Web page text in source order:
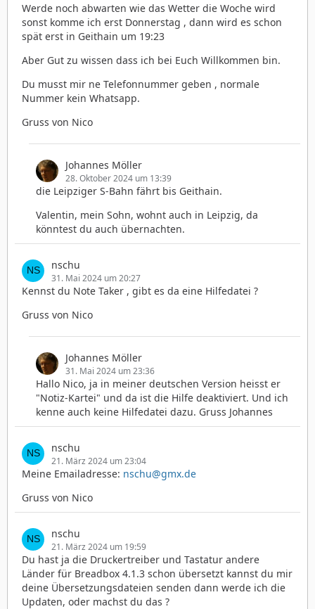
Werde noch abwarten wie das Wetter die Woche wird
sonst komme ich erst Donnerstag , dann wird es schon
spät erst in Geithain um 19:23
Aber Gut zu wissen dass ich bei Euch Willkommen bin.
Du musst mir ne Telefonnummer geben , normale
Nummer kein Whatsapp.
Gruss von Nico
Johannes Möller
28. Oktober 2024 um 13:39
die Leipziger S-Bahn fährt bis Geithain.
Valentin, mein Sohn, wohnt auch in Leipzig, da
könntest du auch übernachten.
nschu
31. Mai 2024 um 20:27
Kennst du Note Taker , gibt es da eine Hilfedatei ?
Gruss von Nico
Johannes Möller
31. Mai 2024 um 23:36
Hallo Nico, ja in meiner deutschen Version heisst er
"Notiz-Kartei" und da ist die Hilfe deaktiviert. Und ich
kenne auch keine Hilfedatei dazu. Gruss Johannes
nschu
21. März 2024 um 23:04
Meine Emailadresse: nschu@gmx.de
Gruss von Nico
nschu
21. März 2024 um 19:59
Du hast ja die Druckertreiber und Tastatur andere
Länder für Breadbox 4.1.3 schon übersetzt kannst du mir
deine Übersetzungsdateien senden dann werde ich die
Updaten, oder machst du das ?